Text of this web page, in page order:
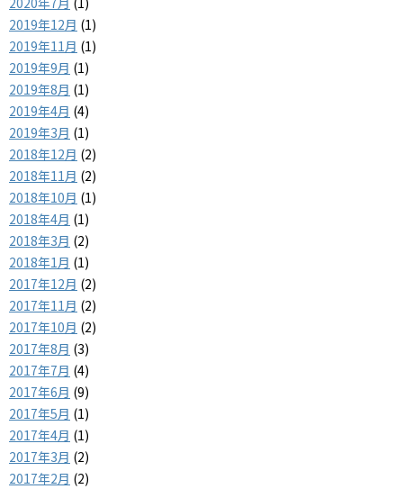
2019年12月 (1)
2019年11月 (1)
2019年9月 (1)
2019年8月 (1)
2019年4月 (4)
2019年3月 (1)
2018年12月 (2)
2018年11月 (2)
2018年10月 (1)
2018年4月 (1)
2018年3月 (2)
2018年1月 (1)
2017年12月 (2)
2017年11月 (2)
2017年10月 (2)
2017年8月 (3)
2017年7月 (4)
2017年6月 (9)
2017年5月 (1)
2017年4月 (1)
2017年3月 (2)
2017年2月 (2)